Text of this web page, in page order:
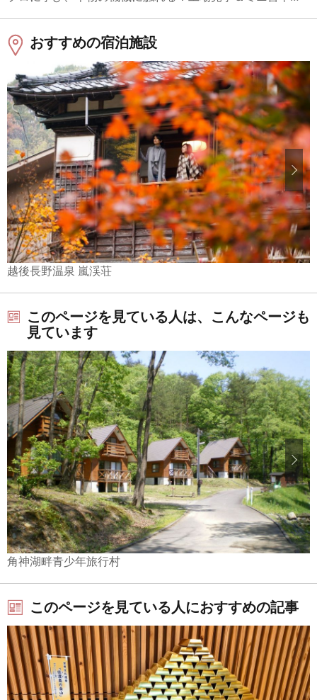
おすすめの宿泊施設
越後長野温泉 嵐渓荘
このページを見ている人は、こんなページも
見ています
角神湖畔青少年旅行村
このページを見ている人におすすめの記事